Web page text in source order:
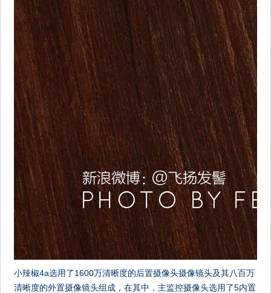
小辣椒4a选用了1600万清晰度的后置摄像头摄像镜头及其八百万
清晰度的外置摄像镜头组成，在其中，主监控摄像头选用了5内置